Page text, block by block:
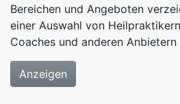
Bereichen und Angeboten
einer Auswahl von
Coaches und anderen
Anzeigen